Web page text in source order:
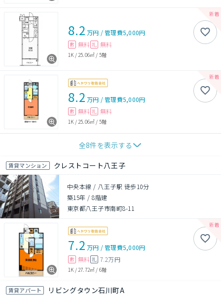
8.2 万円 /管理費5,000円
敷 無料 礼 無料
1K / 25.06㎡ / 5階
8.2 万円 /管理費5,000円
敷 無料 礼 無料
1K /25.06㎡ / 5階
全8件を表示する
賃貸マンション クレストコート八王子
中央本線 / 八王子駅 徒歩10分
築15年 /8階建
東京都八王子市南町8-11
7.2 万円 /管理費5,000円
敷 無料 礼 7.2万円
1K /27.72㎡ / 6階
賃貸アパート リビングタウン石川町A